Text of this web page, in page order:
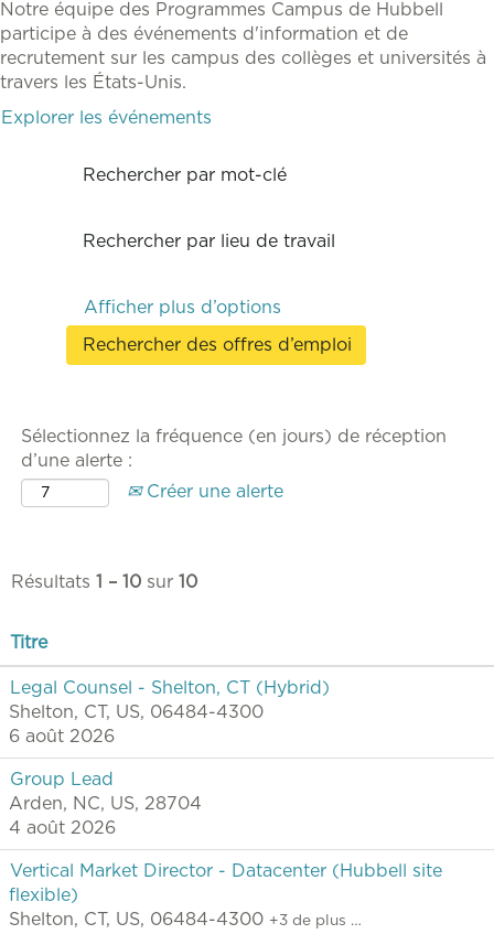
Notre équipe des Programmes Campus de Hubbell
participe à des événements d'information et de
recrutement sur les campus des collèges et universités à
travers les États-Unis.
Explorer les événements
Rechercher par mot-clé
Rechercher par lieu de travail
Afficher plus d’options
Sélectionnez la fréquence (en jours) de réception
d’une alerte :
Créer une alerte
Résultats 1 – 10 sur 10
Titre
Legal Counsel - Shelton, CT (Hybrid)
Shelton, CT, US, 06484-4300
6 août 2026
Group Lead
Arden, NC, US, 28704
4 août 2026
Vertical Market Director - Datacenter (Hubbell site
flexible)
Shelton, CT, US, 06484-4300 +3 de plus …